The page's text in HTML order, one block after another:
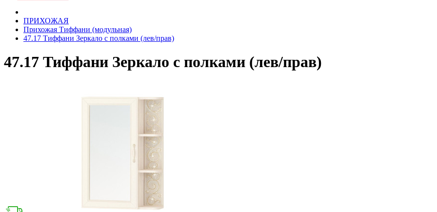
ПРИХОЖАЯ
Прихожая Тиффани (модульная)
47.17 Тиффани Зеркало с полками (лев/прав)
47.17 Тиффани Зеркало с полками (лев/прав)